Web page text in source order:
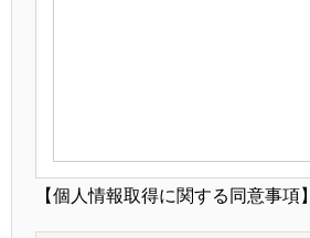
【個人情報取得に関する同意事項】